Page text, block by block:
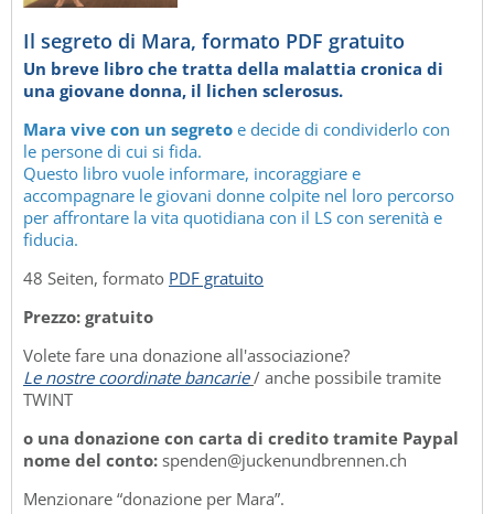
Il segreto di Mara, formato PDF gratuito
Un breve libro che tratta della malattia cronica di
una giovane donna, il lichen sclerosus.
Mara vive con un segreto e decide di condividerlo con
le persone di cui si fida.
Questo libro vuole informare, incoraggiare e
accompagnare le giovani donne colpite nel loro percorso
per affrontare la vita quotidiana con il LS con serenità e
fiducia.
48 Seiten, formato PDF gratuito
Prezzo: gratuito
Volete fare una donazione all'associazione?
Le nostre coordinate bancarie / anche possibile tramite
TWINT
o una donazione con carta di credito tramite Paypal
nome del conto: spenden@juckenundbrennen.ch
Menzionare “donazione per Mara”.